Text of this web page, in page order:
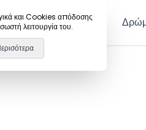
και Cookies απόδοσης
λειτουργία του.Μέλη